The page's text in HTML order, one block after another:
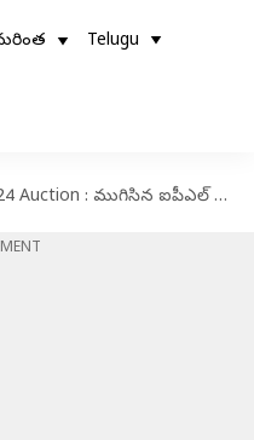
Telugu
: ముగిసిన ఐపీఎల్ వేలం.. అయా జట్లు కొనుగోలు చేసిన ప్లేయర్లు వీరే!